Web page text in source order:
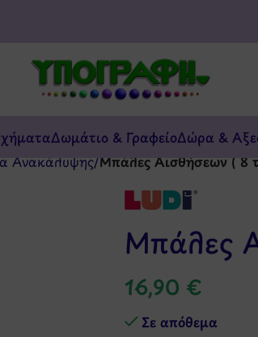
Δωμάτιο & ΓραφείοΔώρα &
Ανακάλυψης/Μπάλες Αισθήσεων ( 8
Μπάλες
16,90 €
Σε απόθεμα